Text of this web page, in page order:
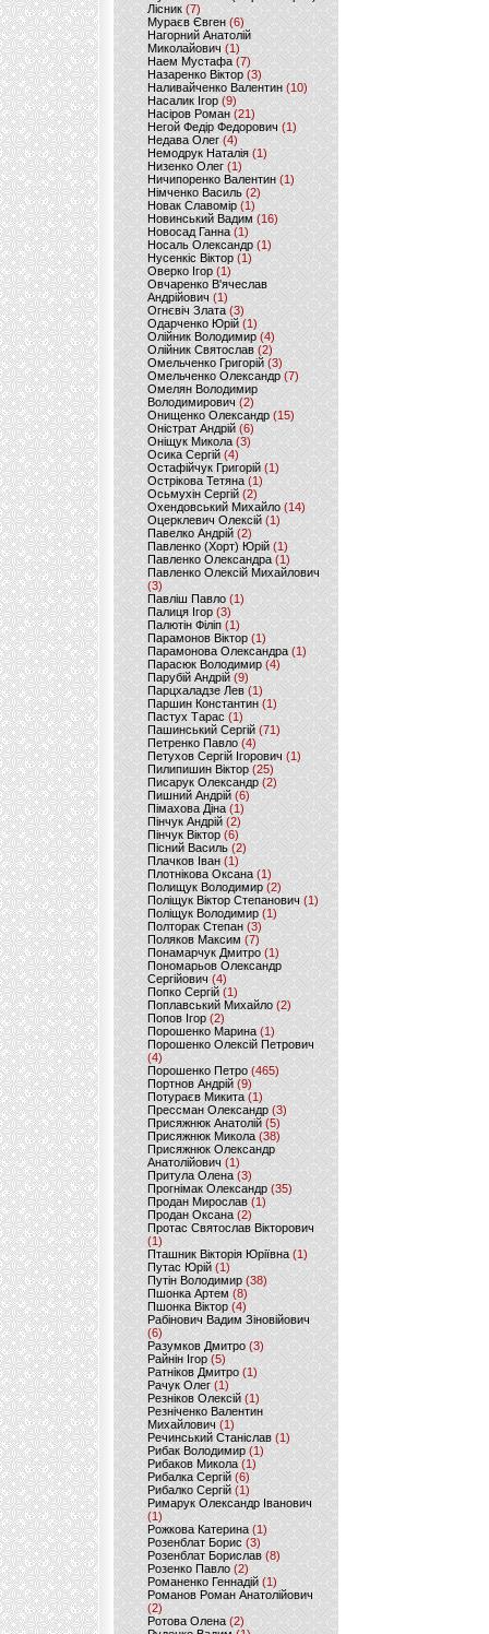
Лісник (7)
Мураєв Євген(6)
Нагорний Анатолій
Миколайович (1)
Наем Мустафа (7)
Назаренко Віктор (3)
Наливайченко Валентин (10)
Насалик Ігор(9)
Насіров Роман (21)
Негой Федір Федорович(1)
Недава Олег(4)
Немодрук Наталія(1)
Низенко Олег (1)
Ничипоренко Валентин (1)
Німченко Василь (2)
Новак Славомір (1)
Новинський Вадим (16)
Новосад Ганна (1)
Носаль Олександр (1)
Нусенкіс Віктор (1)
Оверко Ігор (1)
Овчаренко В'ячеслав
Андрійович(1)
Огнєвіч Злата (3)
Одарченко Юрій(1)
Олійник Володимир (4)
Олійник Святослав (2)
Омельченко Григорій (3)
Омельченко Олександр(7)
Омелян Володимир
Володимирович (2)
Онищенко Олександр (15)
Оністрат Андрій (6)
Оніщук Микола (3)
Осика Сергій(4)
Остафійчук Григорій(1)
Острікова Тетяна (1)
Осьмухін Сергій (2)
Охендовський Михайло (14)
Оцерклевич Олексій (1)
Павелко Андрій (2)
Павленко (Хорт) Юрій (1)
Павленко Олександра (1)
Павленко Олексій Михайлович
(3)
Павліш Павло(1)
Палиця Ігор (3)
Палютін Філіп(1)
Парамонов Віктор (1)
Парамонова Олександра(1)
Парасюк Володимир(4)
Парубій Андрій (9)
Парцхаладзе Лев (1)
Паршин Константин(1)
Пастух Тарас (1)
Пашинський Сергій (71)
Петренко Павло (4)
Петухов Сергій Ігорович (1)
Пилипишин Віктор(25)
Писарук Олександр(2)
Пишний Андрій (6)
Пімахова Діна(1)
Пінчук Андрій(2)
Пінчук Віктор (6)
Пісний Василь (2)
Плачков Іван(1)
Плотнікова Оксана (1)
Полищук Володимир(2)
Поліщук Віктор Степанович(1)
Поліщук Володимир (1)
Полторак Степан(3)
Поляков Максим (7)
Понамарчук Дмитро (1)
Пономарьов Олександр
Сергійович(4)
Попко Сергій (1)
Поплавський Михайло (2)
Попов Ігор(2)
Порошенко Марина (1)
Порошенко Олексій Петрович
(4)
Порошенко Петро (465)
Портнов Андрій (9)
Потураєв Микита(1)
Прессман Олександр(3)
Присяжнюк Анатолій (5)
Присяжнюк Микола (38)
Присяжнюк Олександр
Анатолійович (1)
Притула Олена (3)
Прогнімак Олександр(35)
Продан Мирослав(1)
Продан Оксана (2)
Протас Святослав Вікторович
(1)
Пташник Вікторія Юріївна (1)
Путас Юрій (1)
Путін Володимир(38)
Пшонка Артем (8)
Пшонка Віктор(4)
Рабінович Вадим Зіновійович
(6)
Разумков Дмитро (3)
Райнін Ігор(5)
Ратніков Дмитро (1)
Рачук Олег (1)
Резніков Олексій(1)
Резніченко Валентин
Михайлович (1)
Речинський Станіслав (1)
Рибак Володимир(1)
Рибаков Микола(1)
Рибалка Сергій (6)
Рибалко Сергій (1)
Римарук Олександр Іванович
(1)
Рожкова Катерина(1)
Розенблат Борис (3)
Розенблат Борислав (8)
Розенко Павло (2)
Романенко Геннадій (1)
Романов Роман Анатолійович
(2)
Ротова Олена(2)